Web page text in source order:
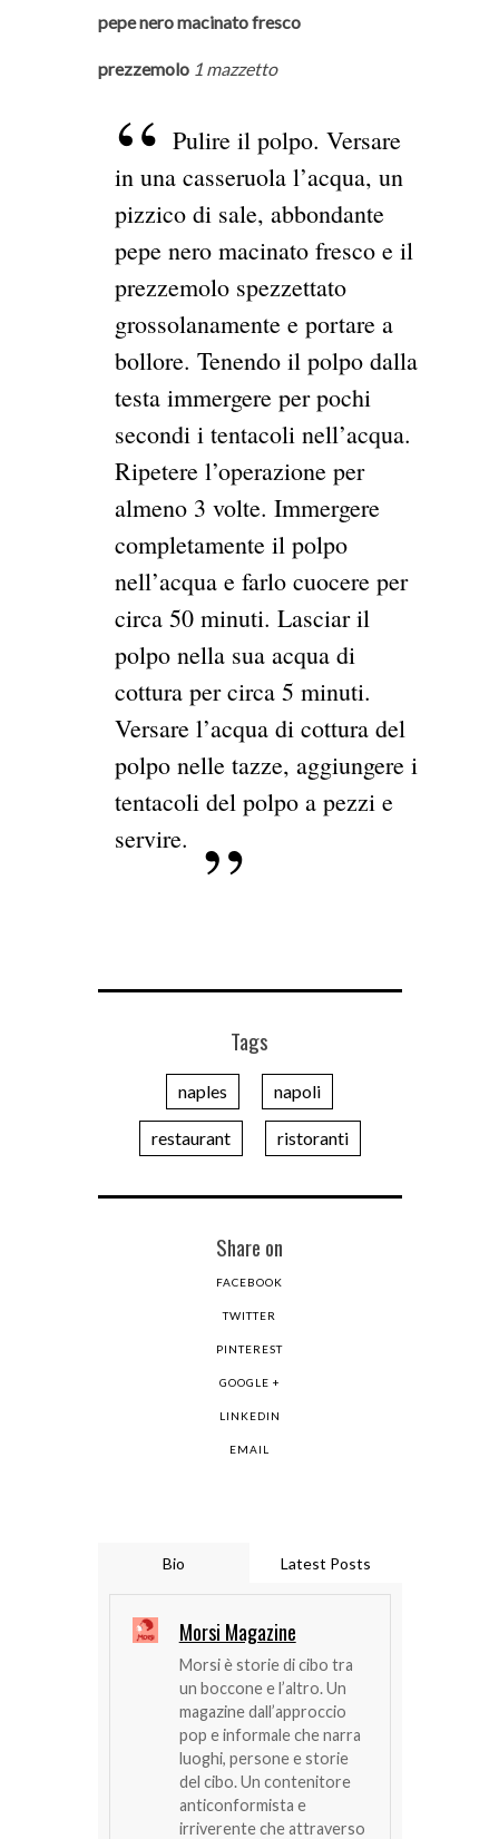
pepe nero macinato fresco
prezzemolo 1 mazzetto
Pulire il polpo. Versare
in una casseruola l’acqua, un
pizzico di sale, abbondante
pepe nero macinato fresco e il
prezzemolo spezzettato
grossolanamente e portare a
bollore. Tenendo il polpo dalla
testa immergere per pochi
secondi i tentacoli nell’acqua.
Ripetere l’operazione per
almeno 3 volte. Immergere
completamente il polpo
nell’acqua e farlo cuocere per
circa 50 minuti. Lasciar il
polpo nella sua acqua di
cottura per circa 5 minuti.
Versare l’acqua di cottura del
polpo nelle tazze, aggiungere i
tentacoli del polpo a pezzi e
servire.
Tags
naples napoli
restaurant ristoranti
Share on
FACEBOOK
TWITTER
PINTEREST
GOOGLE +
LINKEDIN
EMAIL
Bio Latest Posts
Morsi Magazine
Morsi è storie di cibo tra
un boccone e l’altro. Un
magazine dall’approccio
pop e informale che narra
luoghi, persone e storie
del cibo. Un contenitore
anticonformista e
irriverente che attraverso